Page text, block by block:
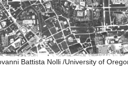
Battista Nolli /University of